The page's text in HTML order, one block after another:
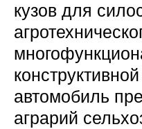
кузов для
автомобиль
аграрий